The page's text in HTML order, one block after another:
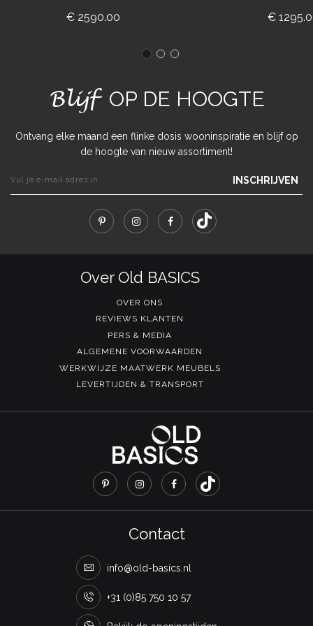
€ 2590.00 €
Blijf OP DE HOOGTE
Ontvang elke maand een flinke dosis wooninspiratie en blijf op
de hoogte van nieuw assortiment!
INSCHRIJVEN
Over Old BASICS
OVER ONS
REVIEWS KLANTEN
PERS & MEDIA
ALGEMENE VOORWAARDEN
WERKWIJZE MAATWERK MEUBELS
LEVERTIJDEN & TRANSPORT
Contact
info@old-basics.nl
+31 (0)85 750 10 57